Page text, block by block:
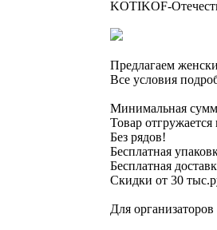
KOTIKOF-
Предлагаем
Все условия
Минимальная
Товар
Без рядов!
Бесплатная
Бесплатная
Скидки от 30
Для